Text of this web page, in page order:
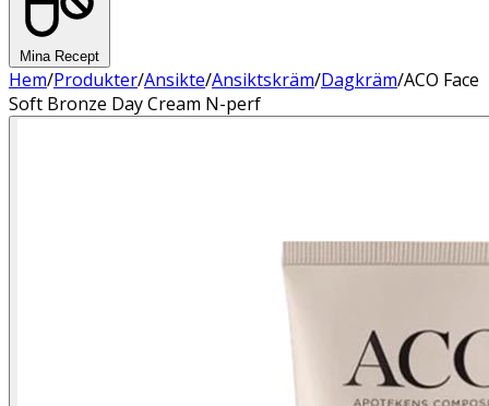
Mina Recept
Hem/Produkter/Ansikte/Ansiktskräm/Dagkräm/ACO Face
Soft Bronze Day Cream N-perf